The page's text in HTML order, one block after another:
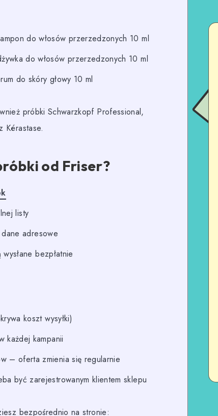
do włosów przerzedzonych 10 ml
do włosów przerzedzonych 10 ml
do skóry głowy 10 ml
próbki Schwarzkopf Professional,
Kérastase.
od Friser?
listy
adresowe
bezpłatnie
koszt wysyłki)
każdej kampanii
– oferta zmienia się regularnie
być zarejestrowanym klientem sklepu
bezpośrednio na stronie: